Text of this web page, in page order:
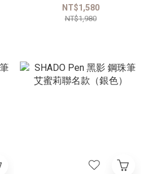
NT$1,580
NT$1,980